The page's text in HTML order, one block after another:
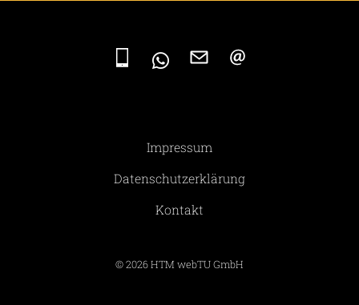
© 2026HTM webTU GmbH
Impressum
Datenschutzerklärung
Kontakt